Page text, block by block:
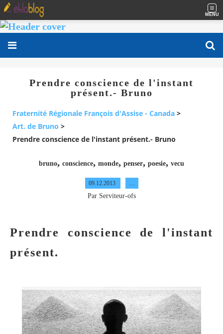
MENU
Prendre conscience de l'instant
présent.- Bruno
Fraternité Régionale François d'Assise - Canada >
Art. de Bruno >
Prendre conscience de l'instant présent.- Bruno
bruno, conscience, monde, penser, poesie, vecu
09.12.2013
Par Serviteur-ofs
Prendre conscience de l'instant
présent.